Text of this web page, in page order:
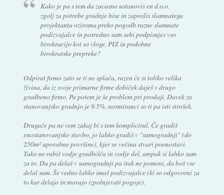
Kako je pa s tem da zacasno ustanovis en d.o.o.
zgolj za potrebe gradnje hise in zaposlis slamnatega
projektanta oziroma preko pogodb razne slamnate
podizvajalce in posredno sam sebi podpisujes vso
birokracijo kot so vloge, PIZ in podobne
birokratske prepreke?
Odpirat firmo zato se ti ne splača, razen če si toliko velika
živina, da iz svoje primarne firme dobiček daješ v drugo
gradbeno firmo. Pa potem je še problem pri prodaji. Davek za
stanovanjsko gradnjo je 9.5%, normiranci so ti pa isti strošek.
Drugače pa ne vem zakaj bi s tem kompliciral. Če gradiš
enostanovanjsko stavbo, jo lahko gradiš v "samogradnji" (do
250m² uporabne površine), kjer se večina stvari poenostavi.
Tako ne rabiš vodje gradbišča in vodje del, ampak si lahko sam
za to. Da pa delaš v samogradnji pa itak ne pomeni, da boš vse
delal sam. Še vedno lahko imaš podizvajalce (ki so odgovorni za
to kar delajo in morajo izpolnjevati pogoje).